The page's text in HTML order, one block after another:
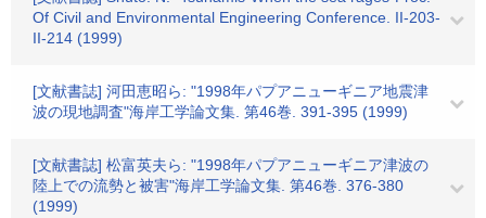
Of Civil and Environmental Engineering Conference. II-203-
II-214 (1999)
[文献書誌] 河田恵昭ら: "1998年パプアニューギニア地震津
波の現地調査"海岸工学論文集. 第46巻. 391-395 (1999)
[文献書誌] 松富英夫ら: "1998年パプアニューギニア津波の
陸上での流勢と被害"海岸工学論文集. 第46巻. 376-380
(1999)